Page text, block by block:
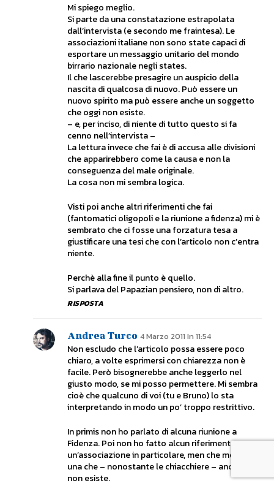
Mi spiego meglio.
Si parte da una constatazione estrapolata
dall’intervista (e secondo me fraintesa). Le
associazioni italiane non sono state capaci di
esportare un messaggio unitario del mondo
birrario nazionale negli states.
Il che lascerebbe presagire un auspicio della
nascita di qualcosa di nuovo. Può essere un
nuovo spirito ma può essere anche un soggetto
che oggi non esiste.
– e, per inciso, di niente di tutto questo si fa
cenno nell’intervista –
La lettura invece che fai è di accusa alle divisioni
che apparirebbero come la causa e non la
conseguenza del male originale.
La cosa non mi sembra logica.
Visti poi anche altri riferimenti che fai
(fantomatici oligopoli e la riunione a fidenza) mi è
sembrato che ci fosse una forzatura tesa a
giustificare una tesi che con l’articolo non c’entra
niente.
Perchè alla fine il punto è quello.
Si parlava del Papazian pensiero, non di altro.
RISPOSTA
Andrea Turco 4 Marzo 2011 In 11:54
Non escludo che l’articolo possa essere poco
chiaro, a volte esprimersi con chiarezza non è
facile. Però bisognerebbe anche leggerlo nel
giusto modo, se mi posso permettere. Mi sembra
cioè che qualcuno di voi (tu e Bruno) lo sta
interpretando in modo un po’ troppo restrittivo.
In primis non ho parlato di alcuna riunione a
Fidenza. Poi non ho fatto alcun riferimento a
un’associazione in particolare, men che meno a
una che – nonostante le chiacchiere – ancora
non esiste.